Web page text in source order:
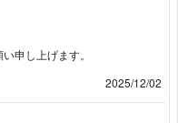
申し上げます。
2025/12/02